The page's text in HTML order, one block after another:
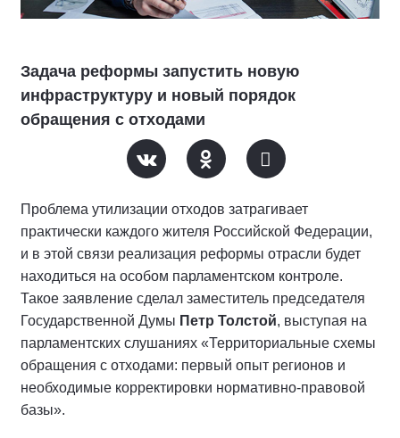
Задача реформы запустить новую
инфраструктуру и новый порядок
обращения с отходами
Проблема утилизации отходов затрагивает
практически каждого жителя Российской Федерации,
и в этой связи реализация реформы отрасли будет
находиться на особом парламентском контроле.
Такое заявление сделал заместитель председателя
Государственной Думы Петр Толстой, выступая на
парламентских слушаниях «Территориальные схемы
обращения с отходами: первый опыт регионов и
необходимые корректировки нормативно-правовой
базы».